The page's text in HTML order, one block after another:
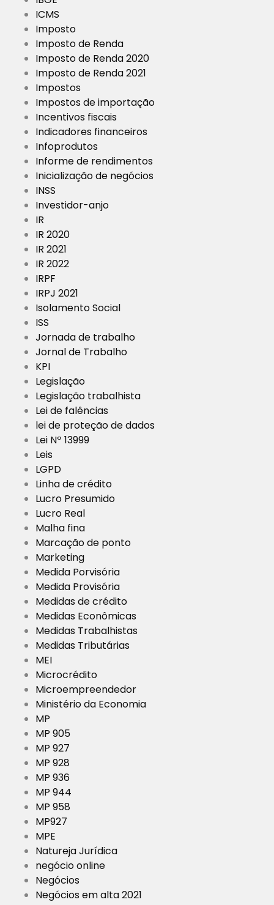
ICMS
Imposto
Imposto de Renda
Imposto de Renda 2020
Imposto de Renda 2021
Impostos
Impostos de importação
Incentivos fiscais
Indicadores financeiros
Infoprodutos
Informe de rendimentos
Inicialização de negócios
INSS
Investidor-anjo
IR
IR 2020
IR 2021
IR 2022
IRPF
IRPJ 2021
Isolamento Social
ISS
Jornada de trabalho
Jornal de Trabalho
KPI
Legislação
Legislação trabalhista
Lei de falências
lei de proteção de dados
Lei Nº 13999
Leis
LGPD
Linha de crédito
Lucro Presumido
Lucro Real
Malha fina
Marcação de ponto
Marketing
Medida Porvisória
Medida Provisória
Medidas de crédito
Medidas Econômicas
Medidas Trabalhistas
Medidas Tributárias
MEI
Microcrédito
Microempreendedor
Ministério da Economia
MP
MP 905
MP 927
MP 928
MP 936
MP 944
MP 958
MP927
MPE
Natureja Jurídica
negócio online
Negócios
Negócios em alta 2021